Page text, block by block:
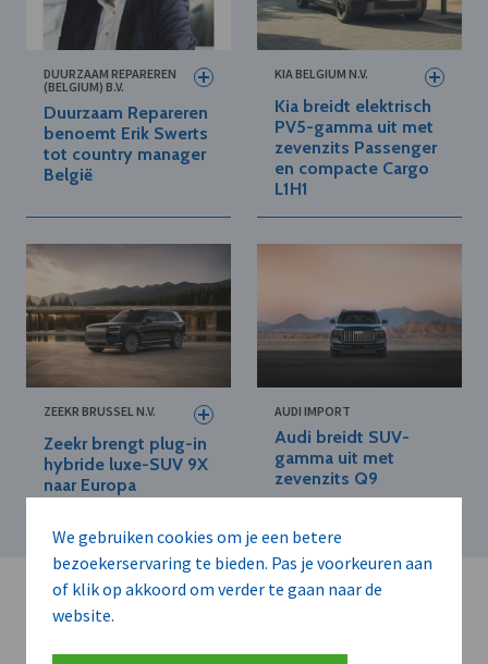
We gebruiken cookies om je een betere
bezoekerservaring te bieden. Pas je voorkeuren aan
of klik op akkoord om verder te gaan naar de
website.
DUURZAAM REPAREREN
(BELGIUM) B.V.
Duurzaam Repareren
benoemt Erik Swerts
tot country manager
België
KIA BELGIUM N.V.
Kia breidt elektrisch
PV5-gamma uit met
zevenzits Passenger
en compacte Cargo
L1H1
ZEEKR BRUSSEL N.V.
Zeekr brengt plug-in
hybride luxe-SUV 9X
naar Europa
AUDI IMPORT
Audi breidt SUV-
gamma uit met
zevenzits Q9